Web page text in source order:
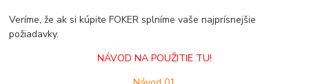
Veríme, že ak si kúpite FOKER splníme vaše najprísnejšie
požiadavky.
NÁVOD NA POUŽITIE TU!